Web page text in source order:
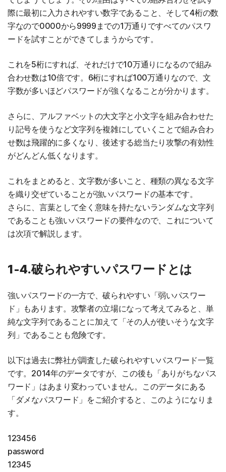
際に最初に入力されやすい数字であること、そして4桁の数
字なので0000から9999までの1万通りですべてのパスワ
ードを試すことができてしまうからです。
これを5桁にすれば、それだけで10万通りになるので組み
合わせ数は10倍です。6桁にすれば100万通りなので、文
字数が多いほどパスワードが強くなることが分かります。
さらに、アルファベットの大文字と小文字を組み合わせた
り記号を使うなど文字列を複雑にしていくことで組み合わ
せ数は飛躍的に多くなり、後述する総当たり攻撃の有効性
がどんどん低くなります。
これをまとめると、文字数が多いこと、種類の異なる文字
を織り交ぜていることが強いパスワードの基本です。
さらに、言葉として全く意味を持たないランダムな文字列
であることも強いパスワードの要件なので、これについて
は次項で解説します。
1-4.破られやすいパスワードとは
強いパスワードの一方で、破られやすい「弱いパスワー
ド」もあります。攻撃者の立場になって考えてみると、単
純な文字列であることに加えて「その人が使いそうな文字
列」であることも危険です。
以下は過去に弊社が調査した破られやすいパスワード一覧
です。2014年のデータですが、この後も「ありがちなパス
ワード」はあまり変わっていません。このデータにある
「ダメなパスワード」をご紹介すると、このようになりま
す。
123456
password
12345